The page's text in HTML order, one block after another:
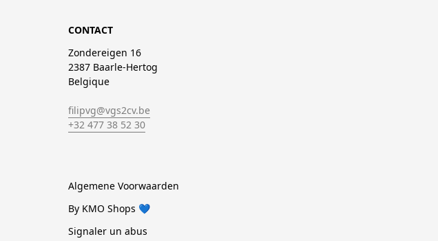
CONTACT
Zondereigen 16
2387 Baarle-Hertog
Belgique
filipvg@vgs2cv.be
+32 477 38 52 30
Algemene Voorwaarden
By KMO Shops 💙
Signaler un abus